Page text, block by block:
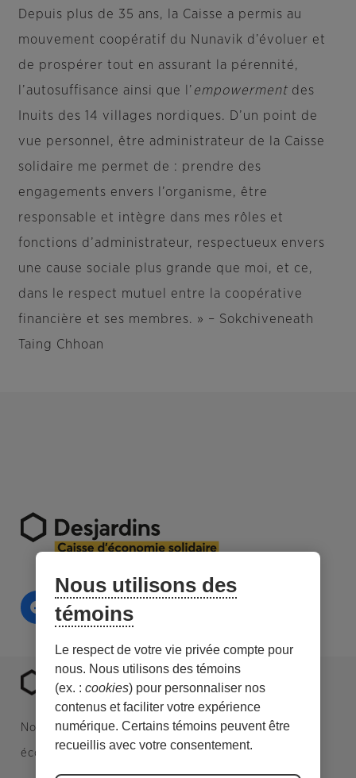
Depuis plus de 35 ans, la Caisse a permis au
mouvement coopératif du Nunavik d’évoluer et
de prospérer tout en assurant la pérennité,
l’autosuffisance ainsi que l’ empowermentdes
Inuits des 14 villages nordiques. D’un point de
vue personnel, être administrateur de la Caisse
solidaire me permet de : prendre des
engagements envers l’organisme, être
responsable et intègre dans mes rôles et
fonctions d’administrateur, respectueux envers
une cause sociale plus grande que moi, et ce,
dans le respect mutuel entre la coopérative
financière et ses membres. » – Sokchiveneath
Taing Chhoan
Nous sommes une caisse Desjardins spécialisée en
économie sociale et en investissement responsable.
Nous utilisons des
témoins
Le respect de votre vie privée compte pour
nous. Nous utilisons des témoins
(ex. : cookies) pour personnaliser nos
contenus et faciliter votre expérience
numérique. Certains témoins peuvent être
recueillis avec votre consentement.